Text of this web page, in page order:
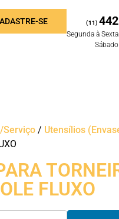
SE (11)
Segunda à
Serviço/ Utensílios
FLUXO